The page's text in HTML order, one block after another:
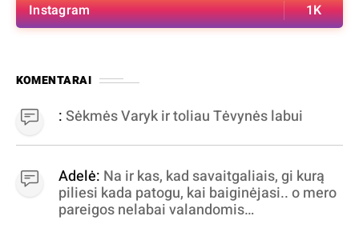
Instagram 1K
KOMENTARAI
:Sėkmės Varyk ir toliau Tėvynės labui
Adelė: Na ir kas, kad savaitgaliais, gi kurą
piliesi kada patogu, kai baiginėjasi.. o mero
pareigos nelabai valandomis